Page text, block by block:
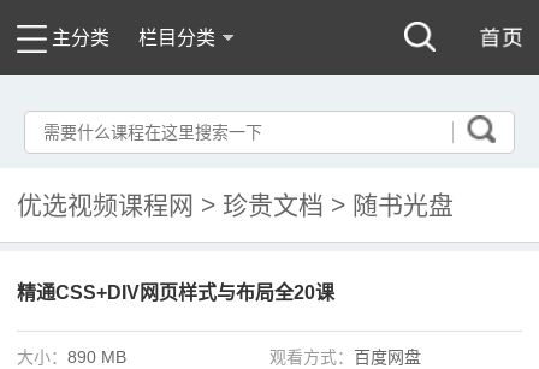
主分类 栏目分类
优选视频课程网 > 珍贵文档 > 随书光盘
精通CSS+DIV网页样式与布局全20课
大小： 890 MB 观看方式： 百度网盘